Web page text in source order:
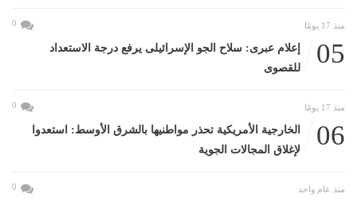
منذ 17 يومًا 0
05
إعلام عبرى: سلاح الجو الإسرائيلى يرفع درجة الاستعداد
للقصوى
منذ 17 يومًا 0
06
الخارجية الأمريكية تحذر مواطنيها بالشرق الأوسط: استعدوا
لإغلاق المجالات الجوية
منذ عام واحد 0